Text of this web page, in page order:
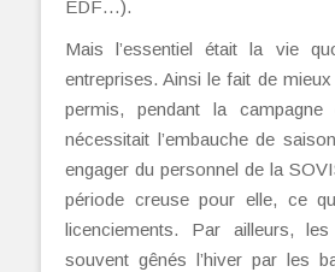
EDF…).
Mais l’essentiel était la vie
entreprises. Ainsi le fait de
permis, pendant la
nécessitait l’embauche de
engager du personnel de la
période creuse pour elle, ce
licenciements. Par ailleurs,
souvent gênés l’hiver par les